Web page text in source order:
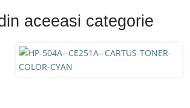
aceeasi categorie